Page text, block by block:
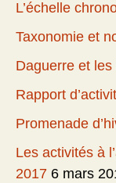
L’échelle
Taxonomie et
Daguerre et les
Rapport
Promenade
Les activités à
2017 6 mars